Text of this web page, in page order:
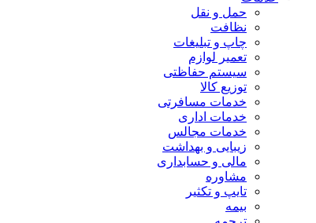
حمل و نقل
نظافت
چاپ و تبلیغات
تعمیر لوازم
سیستم حفاظتی
توزیع کالا
خدمات مسافرتی
خدمات اداری
خدمات مجالس
زیبایی و بهداشت
مالی و حسابداری
مشاوره
تایپ و تکثیر
بیمه